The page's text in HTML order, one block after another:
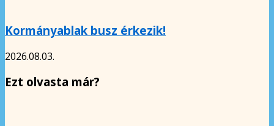
Kormányablak busz érkezik!
2026.08.03.
Ezt olvasta már?